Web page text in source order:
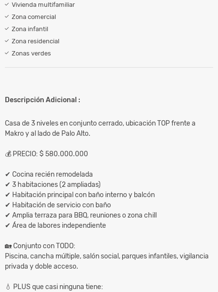
Vivienda multifamiliar
Zona comercial
Zona infantil
Zona residencial
Zonas verdes
Descripción Adicional :
Casa de 3 niveles en conjunto cerrado, ubicación TOP frente a
Makro y al lado de Palo Alto.
💰 PRECIO: $ 580.000.000
✔ Cocina recién remodelada
✔ 3 habitaciones (2 ampliadas)
✔ Habitación principal con baño interno y balcón
✔ Habitación de servicio con baño
✔ Amplia terraza para BBQ, reuniones o zona chill
✔ Área de labores independiente
🏡 Conjunto con TODO:
Piscina, cancha múltiple, salón social, parques infantiles, vigilancia
privada y doble acceso.
💧 PLUS que casi ninguna tiene: